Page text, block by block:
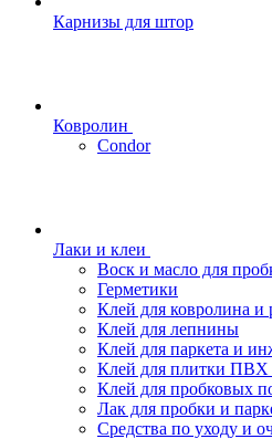
Карнизы для штор
Ковролин
Condor
Лаки и клеи
Воск и масло для
Герметики
Клей для ковролина
Клей для лепнины
Клей для паркета и
Клей для плитки ПВХ
Клей для пробковых
Лак для пробки и
Средства по уходу и